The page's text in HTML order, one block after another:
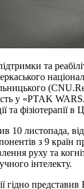
та
у «PTAK
та фізіотерапії
10 листопада,
з 9 країн
руху та
інтелекту.
гідно